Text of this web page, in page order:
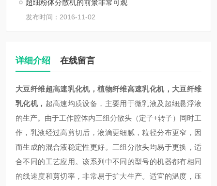
超细粉体分散机的前景非常可观
发布时间：2016-11-02
详细介绍 在线留言
大豆纤维超高速乳化机，植物纤维高速乳化机，大豆纤维
乳化机， 超高速均质设备，主要用于微乳液及超细悬浮液
的生产。由于工作腔体内三组分散头（定子+转子）同时工
作，乳液经过高剪切后，液滴更细腻，粒径分布更窄，因
而生成的混合液稳定性更好。三组分散头均易于更换，适
合不同的工艺应用。该系列中不同的型号的机器都有相同
的线速度和剪切率，非常易于扩大生产。适宜的温度，压